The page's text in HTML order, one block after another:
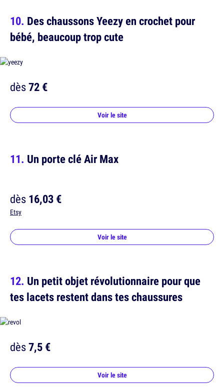
Des chaussons Yeezy en crochet pour
bébé, beaucoup trop cute
dès72 €
Voir le site
Un porte clé Air Max
dès16,03 €
Etsy
Voir le site
Un petit objet révolutionnaire pour que
tes lacets restent dans tes chaussures
dès7,5 €
Voir le site